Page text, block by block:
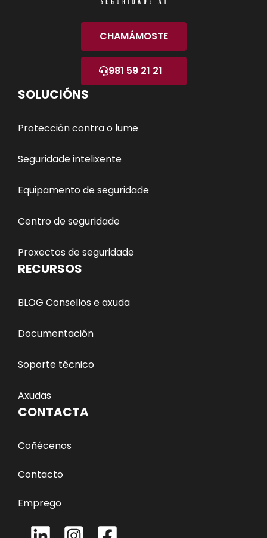
CHAMÁMOSTE
981 59 21 21
SOLUCIÓNS
Protección contra o lume
Seguridade intelixente
Equipamento de seguridade
Centro de seguridade
Proxectos de seguridade
RECURSOS
BLOG Consellos e axuda
Documentación
Soporte técnico
Axudas
CONTACTA
Coñécenos
Contacto
Emprego